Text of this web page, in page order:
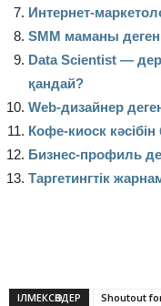
Интернет-
SMM маманы деген
Data Scientist —
қандай?
Web-дизайнер
Кофе-киоск
Бизнес-профиль
Таргетингтік
ІЛМЕКСӨЗДЕР Shoutout